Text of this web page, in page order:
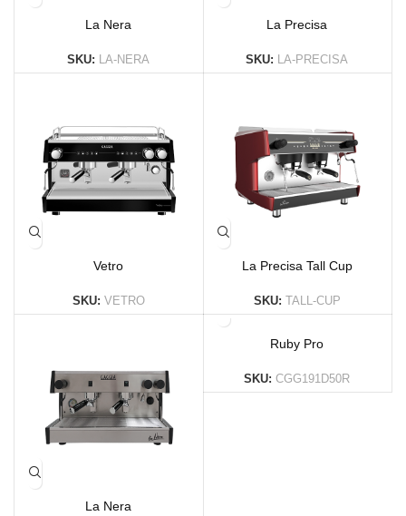
La Nera
SKU: LA-NERA
La Precisa
SKU: LA-PRECISA
Vetro
SKU: VETRO
La Precisa Tall Cup
SKU: TALL-CUP
La Nera
Ruby Pro
SKU:CGG191D50R